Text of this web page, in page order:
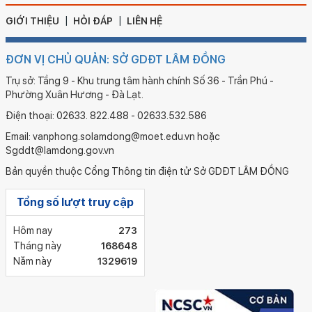
GIỚI THIỆU HỎI ĐÁP LIÊN HỆ
ĐƠN VỊ CHỦ QUẢN: SỞ GDĐT LÂM ĐỒNG
Trụ sở: Tầng 9 - Khu trung tâm hành chính Số 36 - Trần Phú -
Phường Xuân Hương - Đà Lạt.
Điện thoại: 02633. 822.488 - 02633.532.586
Email: vanphong.solamdong@moet.edu.vn hoặc
Sgddt@lamdong.gov.vn
Bản quyền thuộc Cổng Thông tin điện tử Sở GDĐT LÂM ĐỒNG
Tổng số lượt truy cập
Hôm nay
273
Tháng này
168648
Năm này
1329619